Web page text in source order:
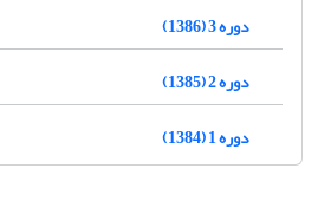
دوره 3 (1386)
دوره 2 (1385)
دوره 1 (1384)